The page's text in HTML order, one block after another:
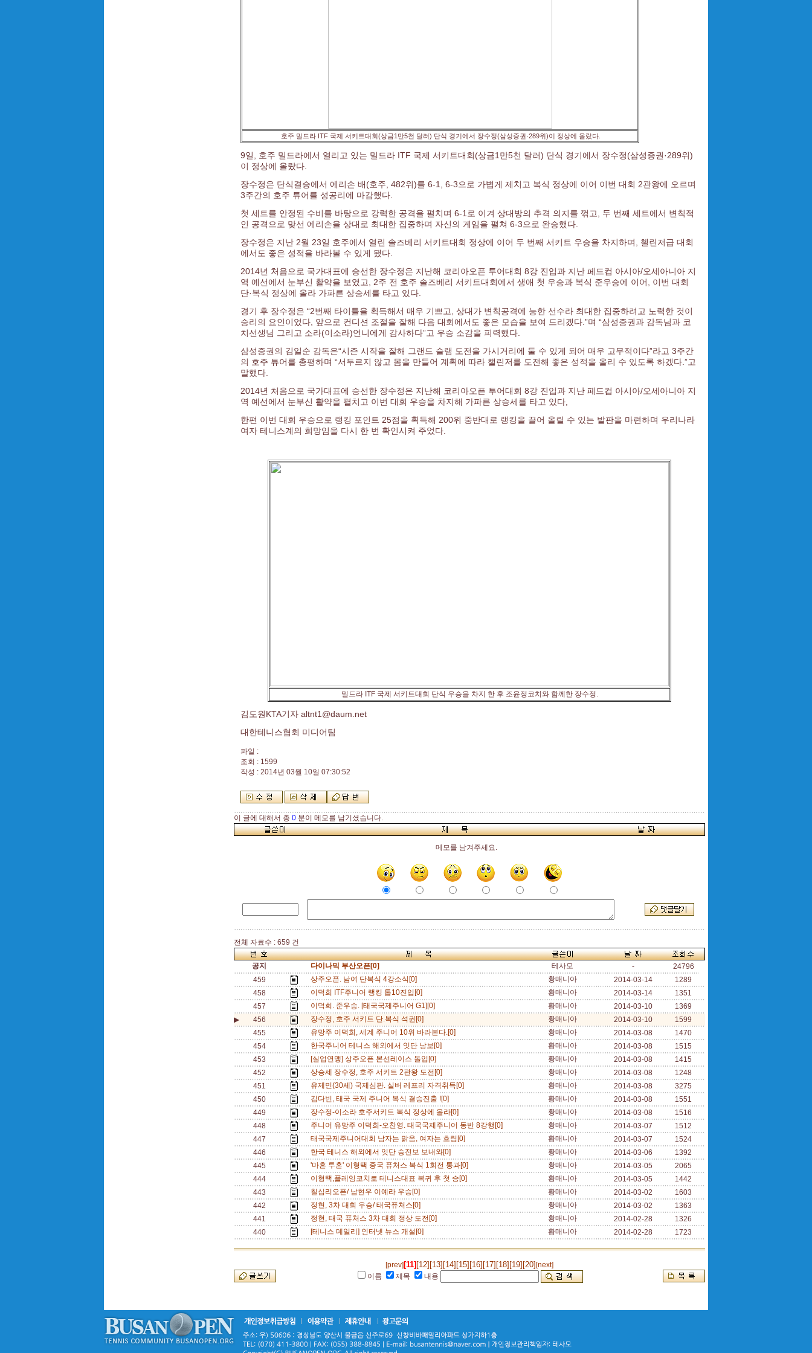
호주 밀드라 ITF 국제 서키트대회(상금1만5천 달러) 단식 경기에서 장수정(삼성증권·289위)이 정상에 올랐다.
9일, 호주 밀드라에서 열리고 있는 밀드라 ITF 국제 서키트대회(상금1만5천 달러) 단식 경기에서 장수정(삼성증권·289위)
이 정상에 올랐다.
장수정은 단식결승에서 에리손 배(호주, 482위)를 6-1, 6-3으로 가볍게 제치고 복식 정상에 이어 이번 대회 2관왕에 오르며
3주간의 호주 튜어를 성공리에 마감했다.
첫 세트를 안정된 수비를 바탕으로 강력한 공격을 펼치며 6-1로 이겨 상대방의 추격 의지를 꺾고, 두 번째 세트에서 변칙적
인 공격으로 맞선 에리손을 상대로 최대한 집중하며 자신의 게임을 펼쳐 6-3으로 완승했다.
장수정은 지난 2월 23일 호주에서 열린 솔즈베리 서키트대회 정상에 이어 두 번째 서키트 우승을 차지하며, 첼린저급 대회
에서도 좋은 성적을 바라볼 수 있게 됐다.
2014년 처음으로 국가대표에 승선한 장수정은 지난해 코리아오픈 투어대회 8강 진입과 지난 페드컵 아시아/오세아니아 지
역 예선에서 눈부신 활약을 보였고, 2주 전 호주 솔즈베리 서키트대회에서 생애 첫 우승과 복식 준우승에 이어, 이번 대회
단·복식 정상에 올라 가파른 상승세를 타고 있다.
경기 후 장수정은 “2번째 타이틀을 획득해서 매우 기쁘고, 상대가 변칙공격에 능한 선수라 최대한 집중하려고 노력한 것이
승리의 요인이었다, 앞으로 컨디션 조절을 잘해 다음 대회에서도 좋은 모습을 보여 드리겠다.”며 “삼성증권과 감독님과 코
치선생님 그리고 소라(이소라)언니에게 감사하다”고 우승 소감을 피력했다.
삼성증권의 김일순 감독은“시즌 시작을 잘해 그랜드 슬램 도전을 가시거리에 둘 수 있게 되어 매우 고무적이다”라고 3주간
의 호주 튜어를 총평하며 “서두르지 않고 몸을 만들어 계획에 따라 챌린저를 도전해 좋은 성적을 올리 수 있도록 하겠다.”고
말했다.
2014년 처음으로 국가대표에 승선한 장수정은 지난해 코리아오픈 투어대회 8강 진입과 지난 페드컵 아시아/오세아니아 지
역 예선에서 눈부신 활약을 펼치고 이번 대회 우승을 차지해 가파른 상승세를 타고 있다,
한편 이번 대회 우승으로 랭킹 포인트 25점을 획득해 200위 중반대로 랭킹을 끌어 올릴 수 있는 발판을 마련하며 우리나라
여자 테니스계의 희망임을 다시 한 번 확인시켜 주었다.
밀드라 ITF 국제 서키트대회 단식 우승을 차지 한 후 조윤정코치와 함께한 장수정.
김도원KTA기자 altnt1@daum.net
대한테니스협회 미디어팀
파일 :
조회 : 1599
작성 : 2014년 03월 10일 07:30:52
이 글에 대해서 총 0 분이 메모를 남기셨습니다.
메모를 남겨주세요.
전체 자료수 : 659 건
공지 다이나믹 부산오픈[0] 테사모 -
24796
459
상주오픈. 남여 단복식 4강소식[0] 황매니아 2014-03-14
1289
458
이덕희 ITF주니어 랭킹 톱10진입[0] 황매니아 2014-03-14
1351
457
이덕희. 준우승. [태국국제주니어 G1][0] 황매니아 2014-03-10
1369
▶
456 장수정, 호주 서키트 단.복식 석권[0] 황매니아 2014-03-10
1599
455
유망주 이덕희, 세계 주니어 10위 바라본다.[0] 황매니아 2014-03-08
1470
454
한국주니어 테니스 해외에서 잇단 낭보[0] 황매니아 2014-03-08
1515
453
[실업연맹] 상주오픈 본선레이스 돌입[0] 황매니아 2014-03-08
1415
452
상승세 장수정, 호주 서키트 2관왕 도전[0] 황매니아 2014-03-08
1248
451
유제민(30세) 국제심판. 실버 레프리 자격취득[0] 황매니아 2014-03-08
3275
450
김다빈, 태국 국제 주니어 복식 결승진출 ![0] 황매니아 2014-03-08
1551
449
장수정-이소라 호주서키트 복식 정상에 올라[0] 황매니아 2014-03-08
1516
448
주니어 유망주 이덕희-오찬영. 태국국제주니어 동반 8강행[0] 황매니아 2014-03-07
1512
447
태국국제주니어대회 남자는 맑음, 여자는 흐림[0] 황매니아 2014-03-07
1524
446
한국 테니스 해외에서 잇단 승전보 보내와[0] 황매니아 2014-03-06
1392
445
'마흔 투혼' 이형택 중국 퓨처스 복식 1회전 통과[0] 황매니아 2014-03-05
2065
444
이형택,플레잉코치로 테니스대표 복귀 후 첫 승[0] 황매니아 2014-03-05
1442
443
칠십리오픈/ 남현우 이예라 우승[0] 황매니아 2014-03-02
1603
442
정현, 3차 대회 우승/ 태국퓨처스[0] 황매니아 2014-03-02
1363
441
정현, 태국 퓨처스 3차 대회 정상 도전[0] 황매니아 2014-02-28
1326
440
[테니스 데일리] 인터넷 뉴스 개설[0] 황매니아 2014-02-28 1723
[prev] [11] [12] [13] [14] [15] [16] [17] [18] [19] [20] [next]
이름
제목 내용